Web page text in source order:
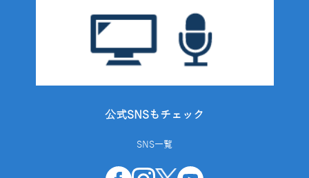
公式SNSもチェック
SNS一覧